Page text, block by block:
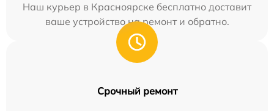
Наш курьер в Красноярске бесплатно доставит
ваше устройство на ремонт и обратно.
Срочный ремонт